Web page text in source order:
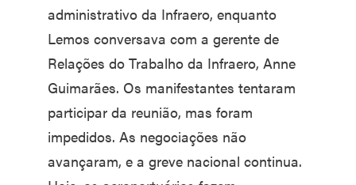
administrativo da Infraero, enquanto
Lemos conversava com a gerente de
Relações do Trabalho da Infraero, Anne
Guimarães. Os manifestantes tentaram
participar da reunião, mas foram
impedidos. As negociações não
avançaram, e a greve nacional continua.